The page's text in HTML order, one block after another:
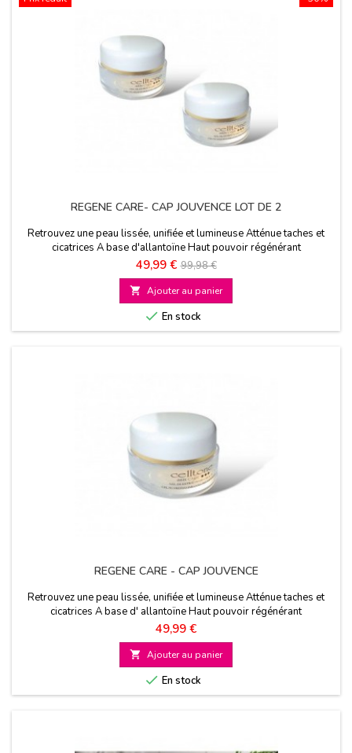
REGENE CARE- CAP JOUVENCE LOT DE 2
Retrouvez une peau lissée, unifiée et lumineuse Atténue taches et
cicatrices A base d'allantoïne Haut pouvoir régénérant
Prix
49,99 € Prix
de
base
99,98 €
 Ajouter au panier
 En stock
REGENE CARE - CAP JOUVENCE
Retrouvez une peau lissée, unifiée et lumineuse Atténue taches et
cicatrices A base d' allantoïne Haut pouvoir régénérant
Prix
49,99 €
 Ajouter au panier
 En stock